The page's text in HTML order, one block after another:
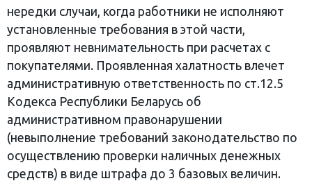
нередки случаи, когда работники не исполняют
установленные требования в этой части,
проявляют невнимательность при расчетах с
покупателями. Проявленная халатность влечет
административную ответственность по ст.12.5
Кодекса Республики Беларусь об
административном правонарушении
(невыполнение требований законодательство по
осуществлению проверки наличных денежных
средств) в виде штрафа до 3 базовых величин.